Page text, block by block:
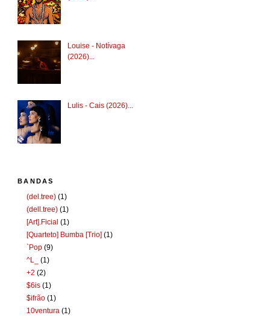
Louise - Notívaga
(2026)...
Lulis - Cais (2026)...
BANDAS
(del.tree) (1)
(dell.tree) (1)
[Art].Ficial (1)
[Quarteto] Bumba [Trio] (1)
`Pop (9)
^L_
(1)
+2 (2)
$6is (1)
$ifrão (1)
10ventura (1)